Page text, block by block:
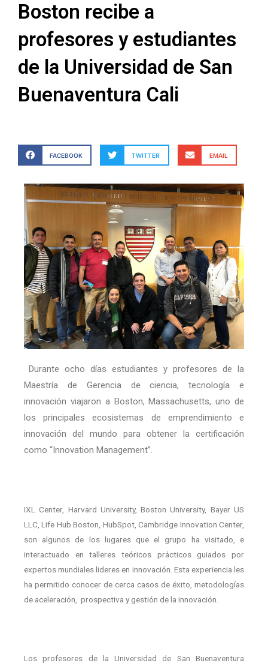
Boston recibe a
profesores y estudiantes
de la Universidad de San
Buenaventura Cali
FACEBOOK TWITTER EMAIL
Durante ocho días estudiantes y profesores de la
Maestría de Gerencia de ciencia, tecnología e
innovación viajaron a Boston, Massachusetts, uno de
los principales ecosistemas de emprendimiento e
innovación del mundo para obtener la certificación
como “Innovation Management”.
IXL Center, Harvard University, Boston University, Bayer US
LLC, Life Hub Boston, HubSpot, Cambridge Innovation Center,
son algunos de los lugares que el grupo ha visitado, e
interactuado en talleres teóricos prácticos guiados por
expertos mundiales lideres en innovación. Esta experiencia les
ha permitido conocer de cerca casos de éxito, metodologías
de aceleración,
prospectiva y gestión de la innovación.
Los profesores de la Universidad de San Buenaventura